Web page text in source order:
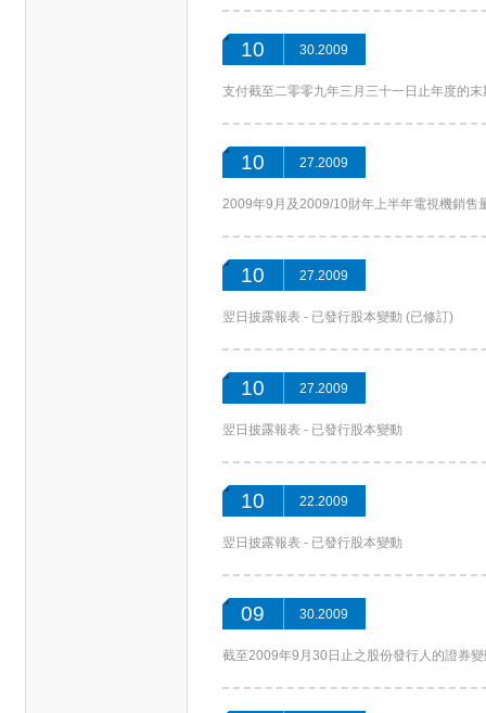
10 30.2009
支付截至二零零九年三月三十一日止年度的末
10 27.2009
2009年9月及2009/10財年上半年電視機銷售
10 27.2009
翌日披露報表 - 已發行股本變動 (已修訂)
10 27.2009
翌日披露報表 - 已發行股本變動
10 22.2009
翌日披露報表 - 已發行股本變動
09 30.2009
截至2009年9月30日止之股份發行人的證券